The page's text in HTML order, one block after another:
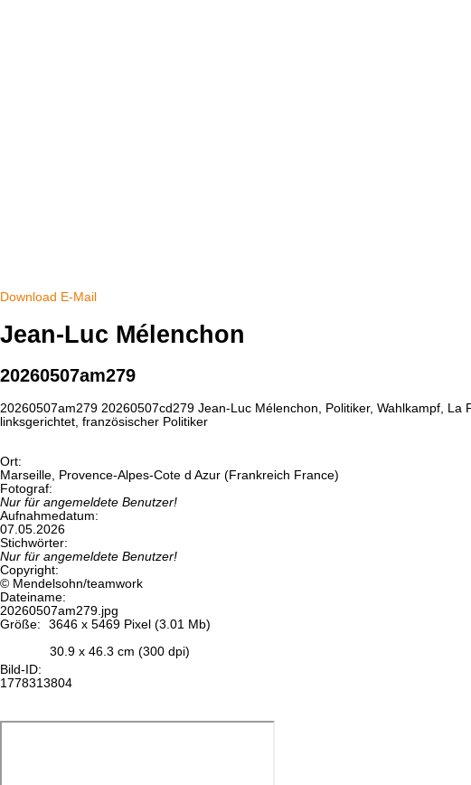
Download E-Mail
Jean-Luc Mélenchon
20260507am279
20260507am279 20260507cd279 Jean-Luc Mélenchon, Politiker, Wahlkampf,
linksgerichtet, französischer Politiker
Ort:
Marseille, Provence-Alpes-Cote d Azur (Frankreich France)
Fotograf:
Nur für angemeldete Benutzer!
Aufnahmedatum:
07.05.2026
Stichwörter:
Nur für angemeldete Benutzer!
Copyright:
© Mendelsohn/teamwork
Dateiname:
20260507am279.jpg
Größe:
3646 x 5469 Pixel (3.01 Mb)
30.9 x 46.3 cm (300 dpi)
Bild-ID:
1778313804